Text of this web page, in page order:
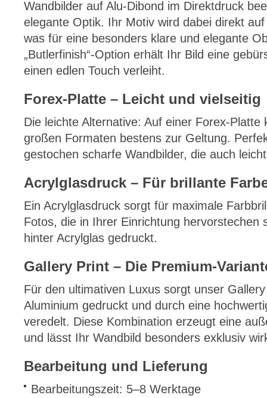
Wandbilder auf Alu-Dibond im Direktdruck
elegante Optik. Ihr Motiv wird dabei direkt
was für eine besonders klare und elegante
„Butlerfinish“-Option erhält Ihr Bild eine
einen edlen Touch verleiht.
Forex-Platte – Leicht und vielseitig
Die leichte Alternative: Auf einer Forex-
großen Formaten bestens zur Geltung.
gestochen scharfe Wandbilder, die auch
Acrylglasdruck – Für brillante
Ein Acrylglasdruck sorgt für maximale
Fotos, die in Ihrer Einrichtung hervorstechen
hinter Acrylglas gedruckt.
Gallery Print – Die Premium-
Für den ultimativen Luxus sorgt unser
Aluminium gedruckt und durch eine
veredelt. Diese Kombination erzeugt eine
und lässt Ihr Wandbild besonders exklusiv
Bearbeitung und Lieferung
Bearbeitungszeit: 5–8 Werktage